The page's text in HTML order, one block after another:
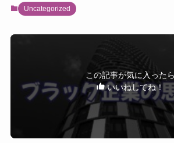
Uncategorized
この記事が気に入ったら
いいねしてね！